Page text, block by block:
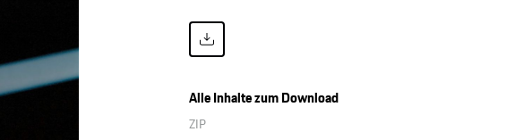
Alle Inhalte zum Download
ZIP